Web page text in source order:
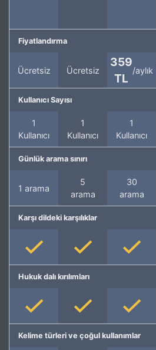
Fiyatlandırma
Ücretsiz Ücretsiz
359
TL
/aylık
Kullanıcı Sayısı
1
Kullanıcı
1
Kullanıcı
1
Kullanıcı
Günlük arama sınırı
1 arama
5
arama
30
arama
Karşı dildeki karşılıklar
Hukuk dalı kırılımları
Kelime türleri ve çoğul kullanımlar